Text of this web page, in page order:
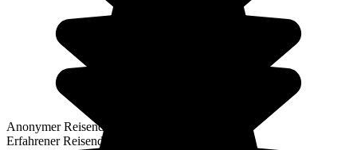
Anonymer Reisender
Erfahrener Reisender